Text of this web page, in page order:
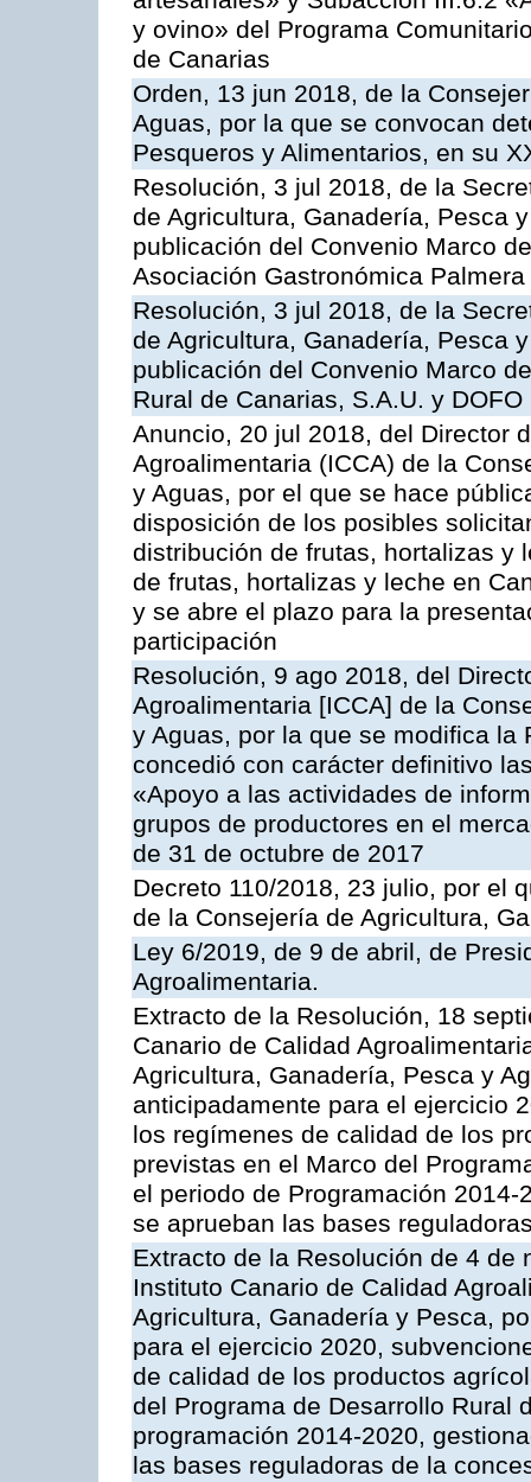
y ovino» del Programa
de Canarias
Orden, 13 jun 2018, de la
Aguas, por la que se convocan
Pesqueros y Alimentarios, en su
Resolución, 3 jul 2018, de la
de Agricultura, Ganadería, Pesca
publicación del Convenio Marco
Asociación Gastronómica
Resolución, 3 jul 2018, de la
de Agricultura, Ganadería, Pesca
publicación del Convenio Marco
Rural de Canarias, S.A.U. y
Anuncio, 20 jul 2018, del Director
Agroalimentaria (ICCA) de la
y Aguas, por el que se hace
disposición de los posibles
distribución de frutas, hortalizas y
de frutas, hortalizas y leche en
y se abre el plazo para la
participación
Resolución, 9 ago 2018, del
Agroalimentaria [ICCA] de la
y Aguas, por la que se modifica
concedió con carácter definitivo
«Apoyo a las actividades de
grupos de productores en el
de 31 de octubre de 2017
Decreto 110/2018, 23 julio, por el
de la Consejería de Agricultura,
Ley 6/2019, de 9 de abril, de
Agroalimentaria.
Extracto de la Resolución, 18
Canario de Calidad
Agricultura, Ganadería, Pesca y
anticipadamente para el ejercicio
los regímenes de calidad de los
previstas en el Marco del
el periodo de Programación
se aprueban las bases
Extracto de la Resolución de 4 de
Instituto Canario de Calidad
Agricultura, Ganadería y Pesca,
para el ejercicio 2020,
de calidad de los productos
del Programa de Desarrollo Rural
programación 2014-2020,
las bases reguladoras de la